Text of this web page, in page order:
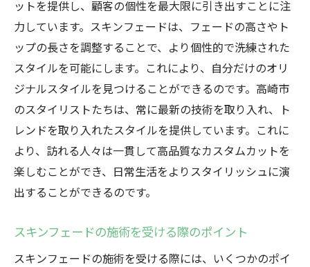
ットを提供し、顧客の個性を最大限に引き出すことに注
力しています。スキンフェードは、フェードの高さやト
ップの長さを調整することで、より個性的で洗練された
スタイルを可能にします。これにより、自分だけのオリ
ジナルスタイルを見つけることができるのです。高崎市
のスタイリストたちは、常に最新の技術を取り入れ、ト
レンドを取り入れたスタイルを提供しています。これに
より、訪れる人々は一貫して高品質なカスタムカットを
楽しむことができ、日常生活をよりスタイリッシュに演
出することができるのです。
スキンフェードの施術を受ける際のポイント
スキンフェードの施術を受ける際には、いくつかのポイ